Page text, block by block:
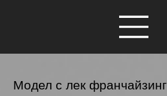
Модел с лек франчайзинг